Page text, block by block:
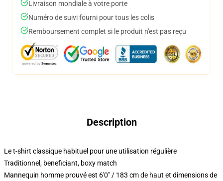
Livraison mondiale à votre porte
Numéro de suivi fourni pour tous les colis
Remboursement complet si le produit n'est pas reçu
Description
Le t-shirt classique habituel pour une utilisation régulière
Traditionnel, beneficiant, boxy match
Mannequin homme prouvé est 6'0" / 183 cm de haut et dimensions de